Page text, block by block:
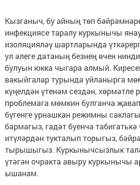
Кызганыч, бу айның төп
инфекциясе таралу куркынычы
изоляцияләү шартларында
ул әлеге датаның безнең өчен
булуын юкка чыгара алмый.
вакыйгалар турында уйланырга
күңелдән үтенәм сездән, хөрмәтле
проблемага мөмкин булганча
бүгенге урнашкан режимны
бармагыз, гадәт буенча
итүләрдән тукталып торыгыз,
тырышыгыз. Куркынычсызлык
үтәгән очракта авыру куркынычы
ышанам.